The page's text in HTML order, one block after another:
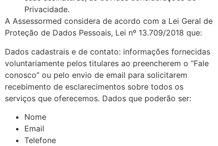
Privacidade.
A Assessormed considera de acordo com a Lei Geral de
Proteção de Dados Pessoais, Lei nº 13.709/2018 que:
Dados cadastrais e de contato: informações fornecidas
voluntariamente pelos titulares ao preencherem o “Fale
conosco” ou pelo envio de email para solicitarem
recebimento de esclarecimentos sobre todos os
serviços que oferecemos. Dados que poderão ser:
Nome
Email
Telefone
comportamento
ao visitar nosso
site, você
aumenta a
chance de ver
conteúdo e
ofertas
personalizadas.